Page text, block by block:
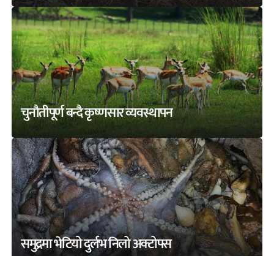
चुनौतीपूर्ण बन्दै कृष्णसार व्यवस्थापन
समुद्रमा भेटियो दुर्लभ निलो अक्टोपस